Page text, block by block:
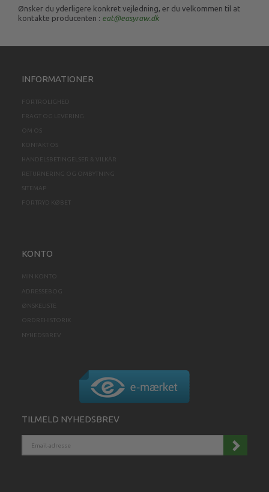
Ønsker du yderligere konkret vejledning, er du velkommen til at
kontakte producenten : eat@easyraw.dk
INFORMATIONER
FORTROLIGHED
FRAGT OG LEVERING
OM OS
KONTAKT OS
HANDELSBETINGELSER & VILKÅR
RETURNERING OG OMBYTNING
SITEMAP
FORTRYD KØBET
KONTO
MIN KONTO
ADRESSEBOG
ØNSKELISTE
ORDREHISTORIK
NYHEDSBREV
TILMELD NYHEDSBREV
ADRESSE